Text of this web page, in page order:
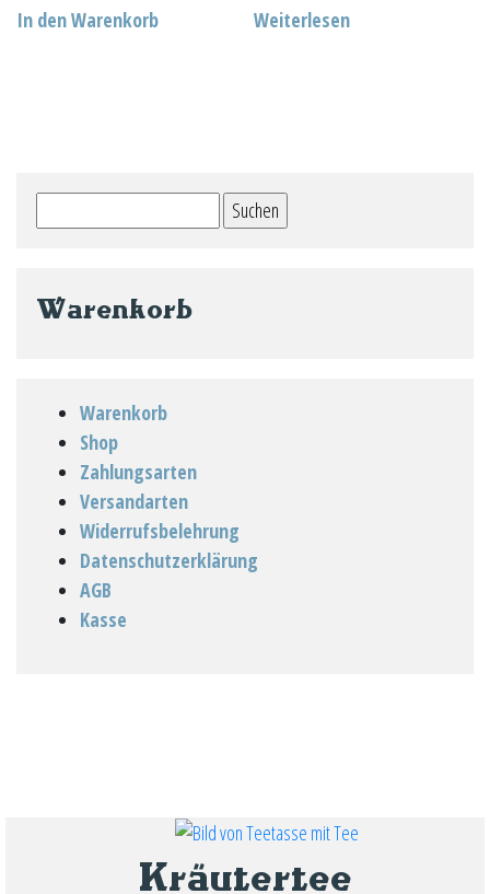
In den Warenkorb Weiterlesen
nach:
Warenkorb
Warenkorb
Shop
Zahlungsarten
Versandarten
Widerrufsbelehrung
Datenschutzerklärung
AGB
Kasse
Kräutertee